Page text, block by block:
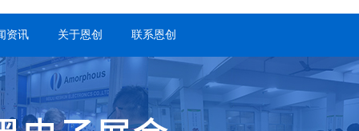
资讯 关于恩创 联系恩创